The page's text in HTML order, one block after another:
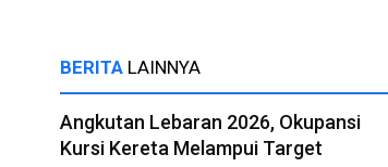
BERITA LAINNYA
Angkutan Lebaran 2026, Okupansi
Kursi Kereta Melampui Target